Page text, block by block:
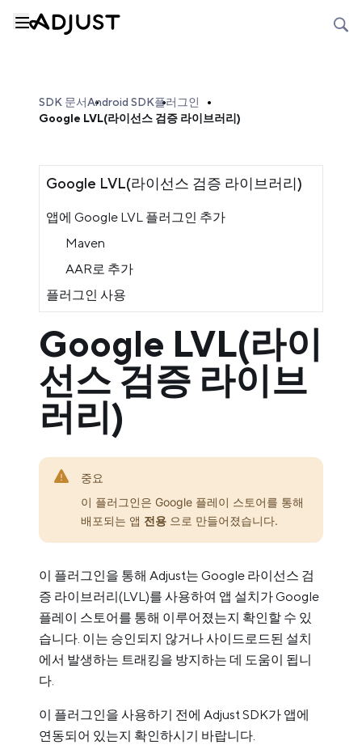
SDK 문서Android SDK플러그인
Google LVL(라이선스 검증 라이브러리)
Google LVL(라이선스 검증 라이브러리)
앱에 Google LVL 플러그인 추가
Maven
AAR로 추가
플러그인 사용
Google LVL(라이
선스 검증 라이브
러리)
중요
이 플러그인은 Google 플레이 스토어를 통해
배포되는 앱 전용 으로 만들어졌습니다.
이 플러그인을 통해 Adjust는 Google 라이선스 검
증 라이브러리(LVL)를 사용하여 앱 설치가 Google
플레이 스토어를 통해 이루어졌는지 확인할 수 있
습니다. 이는 승인되지 않거나 사이드로드된 설치
에서 발생하는 트래킹을 방지하는 데 도움이 됩니
다.
이 플러그인을 사용하기 전에 Adjust SDK가 앱에
연동되어 있는지 확인하시기 바랍니다.